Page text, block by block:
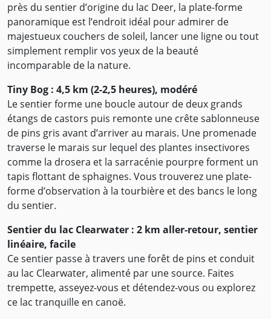
près du sentier d’origine du lac Deer, la plate-forme
panoramique est l’endroit idéal pour admirer de
majestueux couchers de soleil, lancer une ligne ou tout
simplement remplir vos yeux de la beauté
incomparable de la nature.
Tiny Bog : 4,5 km (2-2,5 heures), modéré
Le sentier forme une boucle autour de deux grands
étangs de castors puis remonte une crête sablonneuse
de pins gris avant d’arriver au marais. Une promenade
traverse le marais sur lequel des plantes insectivores
comme la drosera et la sarracénie pourpre forment un
tapis flottant de sphaignes. Vous trouverez une plate-
forme d’observation à la tourbière et des bancs le long
du sentier.
Sentier du lac Clearwater : 2 km aller-retour, sentier
linéaire, facile
Ce sentier passe à travers une forêt de pins et conduit
au lac Clearwater, alimenté par une source. Faites
trempette, asseyez-vous et détendez-vous ou explorez
ce lac tranquille en canoë.